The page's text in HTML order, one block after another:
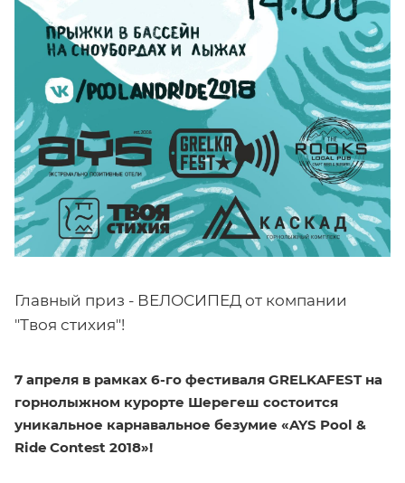
Главный приз - ВЕЛОСИПЕД от компании
"Твоя стихия"!
7 апреля в рамках 6-го фестиваля GRELKAFEST на
горнолыжном курорте Шерегеш состоится
уникальное карнавальное безумие «AYS Pool &
Ride Contest 2018»!